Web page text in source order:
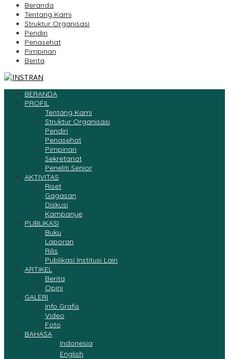
Beranda
Tentang Kami
Struktur Organisasi
Pendiri
Penasehat
Pimpinan
Berita
BERANDA
PROFIL
Tentang Kami
Struktur Organisasi
Pendiri
Penasehat
Pimpinan
Sekretariat
Peneliti Senior
AKTIVITAS
Riset
Gagasan
Diskusi
Kampanye
PUBLIKASI
Buku
Laporan
Rilis
Publikasi Institusi Lain
ARTIKEL
Berita
Opini
GALERI
Info Grafis
Video
Foto
BAHASA
Indonesia
English